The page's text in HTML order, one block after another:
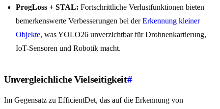
ProgLoss + STAL: Fortschrittliche Verlustfunktionen bieten
bemerkenswerte Verbesserungen bei derErkennung kleiner
Objekte, was YOLO26 unverzichtbar für Drohnenkartierung,
IoT-Sensoren und Robotik macht.
Unvergleichliche Vielseitigkeit#
Im Gegensatz zu EfficientDet, das auf die Erkennung von